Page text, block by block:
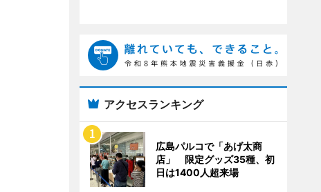
アクセスランキング
広島パルコで「あげ太商
店」 限定グッズ35種、初
日は1400人超来場